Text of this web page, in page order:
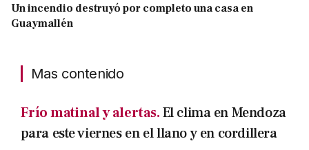
Un incendio destruyó por completo una casa en
Guaymallén
Mas contenido
Frío matinal y alertas.El clima en Mendoza
para este viernes en el llano y en cordillera